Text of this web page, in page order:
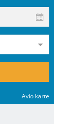
Avio karte